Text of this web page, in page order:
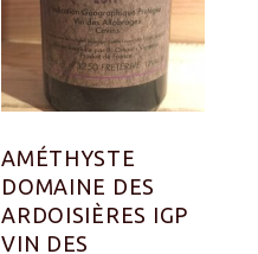
AMÉTHYSTE
DOMAINE DES
ARDOISIÈRES IGP
VIN DES